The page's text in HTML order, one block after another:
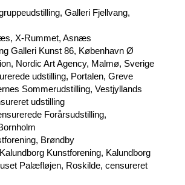
Galleri Fjellvang,
X-Rummet, Asnæs
Galleri Kunst 86, København Ø
Nordic Art Agency, Malmø, Sverige
udstilling, Portalen, Greve
Sommerudstilling, Vestjyllands
udstilling
Forårsudstilling,
Brøndby
Kunstforening, Kalundborg
Palæfløjen, Roskilde, censureret